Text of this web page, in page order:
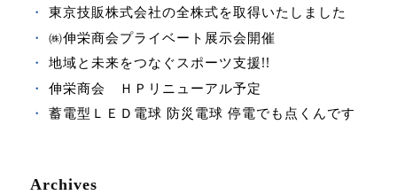
東京技販株式会社の全株式を取得いたしました
㈱伸栄商会プライベート展示会開催
地域と未来をつなぐスポーツ支援!!
伸栄商会 ＨＰリニューアル予定
蓄電型ＬＥＤ電球 防災電球 停電でも点くんです
Archives